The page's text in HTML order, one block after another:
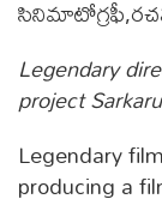
Legendary
project
Legendary
producing a